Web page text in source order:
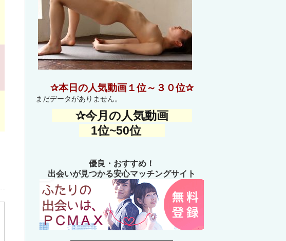
✰本日の人気動画１位～３０位✰
まだデータがありません。
✰今月の人気動画
1位~50位
優良・おすすめ！
出会いが見つかる安心マッチングサイト